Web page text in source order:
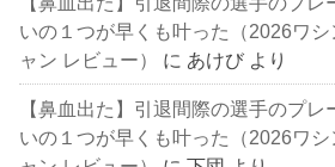
いの１つが早くも叶った（2026ワ
ャン レビュー）
に あけび より
【鼻血出た】引退間際の選手のプ
いの１つが早くも叶った（2026ワ